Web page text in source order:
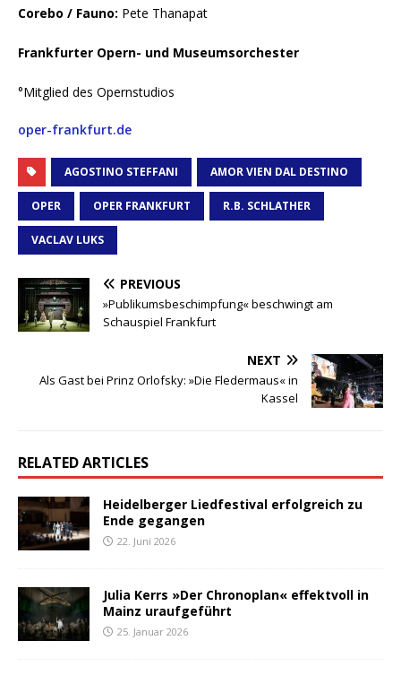
Corebo / Fauno: Pete Thanapat
Frankfurter Opern- und Museumsorchester
°Mitglied des Opernstudios
oper-frankfurt.de
AGOSTINO STEFFANI AMOR VIEN DAL DESTINO
OPER OPER FRANKFURT R.B. SCHLATHER
VACLAV LUKS
PREVIOUS
»Publikumsbeschimpfung« beschwingt am
Schauspiel Frankfurt
NEXT
Als Gast bei Prinz Orlofsky: »Die Fledermaus« in
Kassel
RELATED ARTICLES
Heidelberger Liedfestival erfolgreich zu
Ende gegangen
22. Juni 2026
Julia Kerrs »Der Chronoplan« effektvoll in
Mainz uraufgeführt
25. Januar 2026